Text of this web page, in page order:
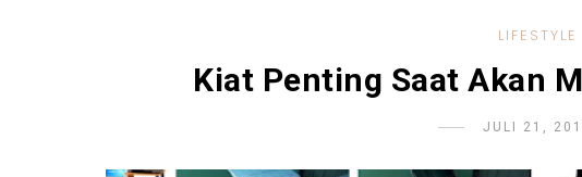
LIFESTYLE
Kiat Penting Saat Akan
JULI 21,